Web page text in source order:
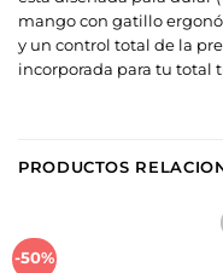
mango con gatillo
y un control total de la
incorporada para tu total
PRODUCTOS
-50%